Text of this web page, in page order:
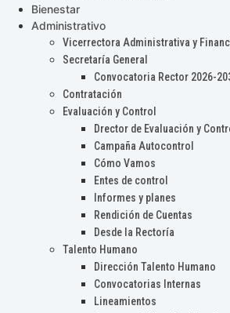
Bienestar
Administrativo
Vicerrectora Administrativa y
Secretaría General
Convocatoria Rector 2026-
Contratación
Evaluación y Control
Drector de Evaluación y
Campaña Autocontrol
Cómo Vamos
Entes de control
Informes y planes
Rendición de Cuentas
Desde la Rectoría
Talento Humano
Dirección Talento Humano
Convocatorias Internas
Lineamientos